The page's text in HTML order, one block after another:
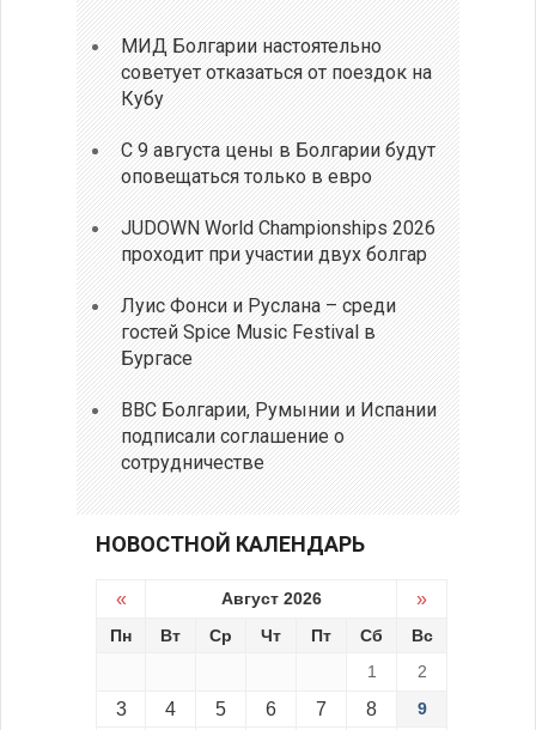
МИД Болгарии настоятельно
советует отказаться от поездок на
Кубу
С 9 августа цены в Болгарии будут
оповещаться только в евро
JUDOWN World Championships 2026
проходит при участии двух болгар
Луис Фонси и Руслана – среди
гостей Spice Music Festival в
Бургасе
ВВС Болгарии, Румынии и Испании
подписали соглашение о
сотрудничестве
НОВОСТНОЙ КАЛЕНДАРЬ
« Август 2026 »
Пн Вт Ср Чт Пт Сб
Вс
1
2
3 4 5 6 7 8 9